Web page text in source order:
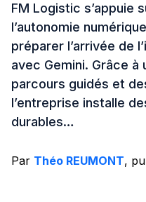
FM Logistic s’appuie
l’autonomie
préparer l’arrivée de
avec Gemini. Grâce
parcours guidés et
l’entreprise installe
durables…
Par Théo REUMONT,